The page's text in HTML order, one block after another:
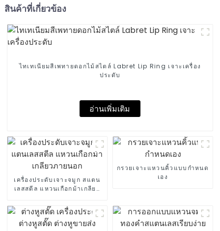
สินค้าที่เกี่ยวข้อง
ไทเทเนียมสีเพทายดอกไม้สไตล์ Labret Lip Ring เจาะเครื่อง
ประดับ
อ่านเพิ่มเติม
เครื่องประดับเจาะจมูก สแตน
เลสสตีล แหวนเกือกม้าเกลียว
กรวยเจาะแหวนคิ้วแบบกำหนด
เอง